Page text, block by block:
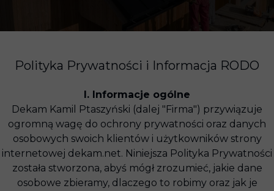
Polityka Prywatności i Informacja RODO
I. Informacje ogólne
Dekam Kamil Ptaszyński (dalej "Firma") przywiązuje
ogromną wagę do ochrony prywatności oraz danych
osobowych swoich klientów i użytkowników strony
internetowej dekam.net. Niniejsza Polityka Prywatności
została stworzona, abyś mógł zrozumieć, jakie dane
osobowe zbieramy, dlaczego to robimy oraz jak je